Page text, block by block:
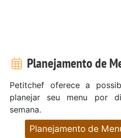
Planejamento de
Petitchef oferece a
planejar seu menu por
semana.
Planejamento de